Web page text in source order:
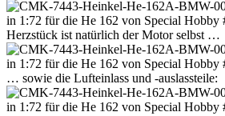
Herzstück ist natürlich der Motor selbst …
… sowie die Lufteinlass und -auslassteile: